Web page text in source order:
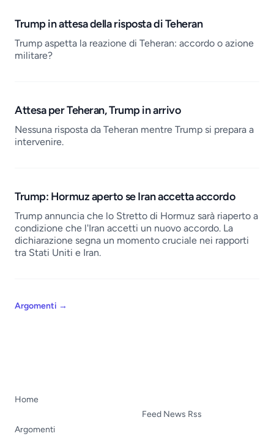
Trump in attesa della risposta di Teheran
Trump aspetta la reazione di Teheran: accordo o azione
militare?
Attesa per Teheran, Trump in arrivo
Nessuna risposta da Teheran mentre Trump si prepara a
intervenire.
Trump: Hormuz aperto se Iran accetta accordo
Trump annuncia che lo Stretto di Hormuz sarà riaperto a
condizione che l'Iran accetti un nuovo accordo. La
dichiarazione segna un momento cruciale nei rapporti
tra Stati Uniti e Iran.
Argomenti →
Home
Argomenti
Feed News Rss